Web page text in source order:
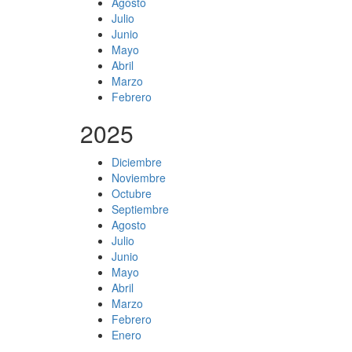
Julio
Junio
Mayo
Abril
Marzo
Febrero
2025
Diciembre
Noviembre
Octubre
Septiembre
Agosto
Julio
Junio
Mayo
Abril
Marzo
Febrero
Enero